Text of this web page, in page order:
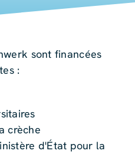
sont financées
:
crèche
d'État pour la